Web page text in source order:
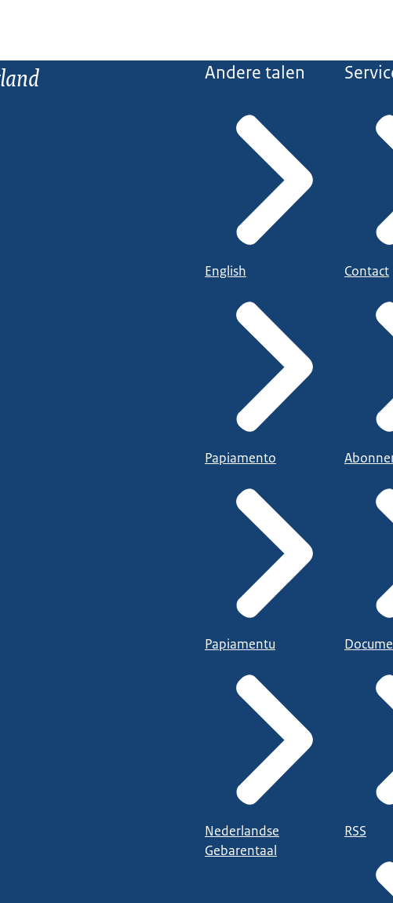
Andere talen
English
Papiamento
Papiamentu
Nederlandse
Gebarentaal
Contact
RSS